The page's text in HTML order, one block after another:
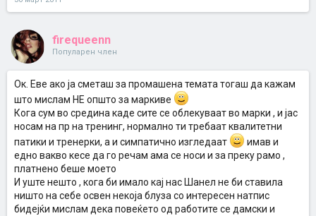
firequeenn
Популарен член
Ок. Еве ако ја сметаш за промашена темата тогаш да кажам
што мислам НЕ општо за маркиве
Кога сум во средина каде сите се облекуваат во марки , и јас
носам на пр на тренинг, нормално ти требаат квалитетни
патики и тренерки, а и симпатично изгледаат
имав и
едно вакво кесе да го речам ама се носи и за преку рамо ,
платнено беше моето
И уште нешто , кога би имало кај нас Шанел не би ставила
ништо на себе освен некоја блуза со интересен натпис
бидејќи мислам дека повеќето од работите се дамски и